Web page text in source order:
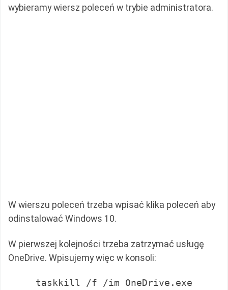
wybieramy wiersz poleceń w trybie administratora.
W wierszu poleceń trzeba wpisać klika poleceń aby
odinstalować Windows 10.
W pierwszej kolejności trzeba zatrzymać usługę
OneDrive. Wpisujemy więc w konsoli:
taskkill /f /im OneDrive.exe